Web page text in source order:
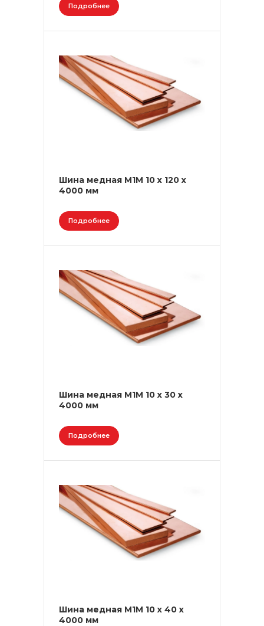
Подробнее
Шина медная М1М 10 х 120 х
4000 мм
Подробнее
Шина медная М1М 10 х 30 х
4000 мм
Подробнее
Шина медная М1М 10 х 40 х
4000 мм